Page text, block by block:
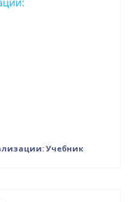
Учебник